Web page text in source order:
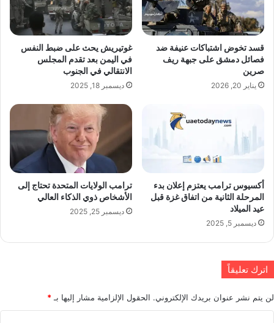
قسد تخوض اشتباكات عنيفة ضد
فصائل دمشق على جبهة ريف
صرين
يناير 20, 2026
غوتيريش يحث على ضبط النفس
في اليمن بعد تقدم المجلس
الانتقالي في الجنوب
ديسمبر 18, 2025
أكسيوس ترامب يعتزم إعلان بدء
المرحلة الثانية من اتفاق غزة قبل
عيد الميلاد
ديسمبر 5, 2025
ترامب الولايات المتحدة تحتاج إلى
الأشخاص ذوي الذكاء العالي
ديسمبر 25, 2025
اترك تعليقاً
لن يتم نشر عنوان بريدك الإلكتروني. الحقول الإلزامية مشار إليها بـ *